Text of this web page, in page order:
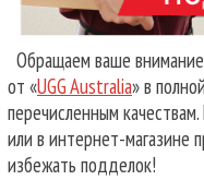
Обращаем ваше внимание
от «UGG Australia» в
перечисленным
или в интернет-магазине
избежать подделок!